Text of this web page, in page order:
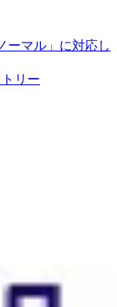
ーマル」に対応し
リー